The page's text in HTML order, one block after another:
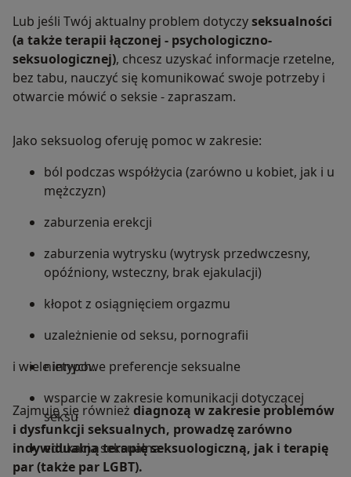
Lub jeśli Twój aktualny problem dotyczyseksualności
(a także terapii łączonej - psychologiczno-
seksuologicznej), chcesz uzyskać informacje rzetelne,
bez tabu, nauczyć się komunikować swoje potrzeby i
otwarcie mówić o seksie - zapraszam.
Jako seksuolog oferuję pomoc w zakresie:
ból podczas współżycia (zarówno u kobiet, jak i u
mężczyzn)
zaburzenia erekcji
zaburzenia wytrysku (wytrysk przedwczesny,
opóźniony, wsteczny, brak ejakulacji)
kłopot z osiągnięciem orgazmu
uzależnienie od seksu, pornografii
nietypowe preferencje seksualne
wsparcie w zakresie komunikacji dotyczącej
seksu
edukacja seksualna
i wiele innych.
Zajmuję się również diagnozą w zakresie problemów
i dysfunkcji seksualnych, prowadzę zarówno
indywidualną terapię seksuologiczną, jak i terapię
par (także par LGBT).